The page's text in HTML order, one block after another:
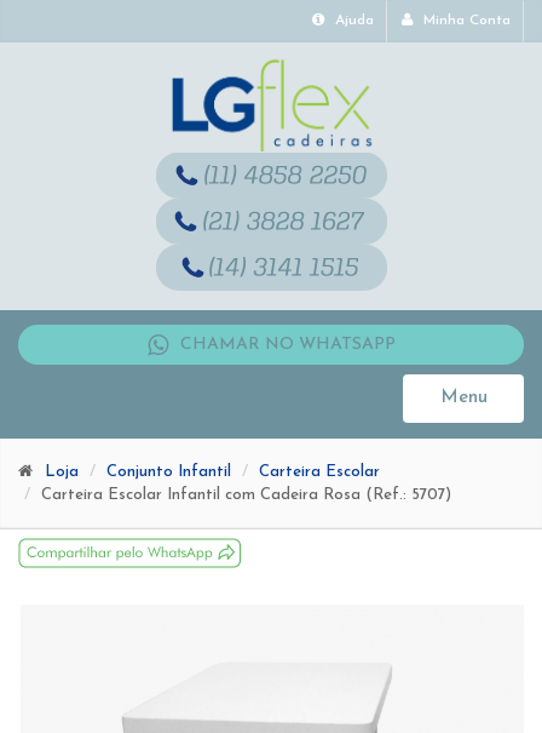
Ajuda Minha Conta
CHAMAR NO WHATSAPP
Menu
Toggle
Loja Conjunto Infantil
Carteira Escolar
Carteira Escolar Infantil com Cadeira Rosa (Ref.: 5707)